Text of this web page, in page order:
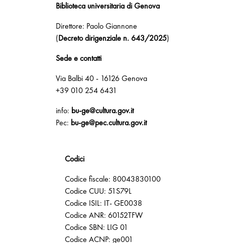
Biblioteca universitaria di Genova
Direttore: Paolo Giannone
(Decreto dirigenziale n. 643/2025)
Sede e contatti
Via Balbi 40 - 16126 Genova
+39 010 254 6431
info: bu-ge@cultura.gov.it
Pec: bu-ge@pec.cultura.gov.it
Codici
Codice fiscale: 80043830100
Codice CUU: 51S79L
Codice ISIL: IT- GE0038
Codice ANR: 60152TFW
Codice SBN: LIG 01
Codice ACNP: ge001